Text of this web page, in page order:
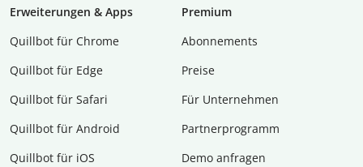
Erweiterungen & Apps
Quillbot für Chrome
Quillbot für Edge
Quillbot für Safari
Quillbot für Android
Quillbot für iOS
Premium
Abon­ne­ments
Preise
Für Unternehmen
Partnerprogramm
Demo anfragen